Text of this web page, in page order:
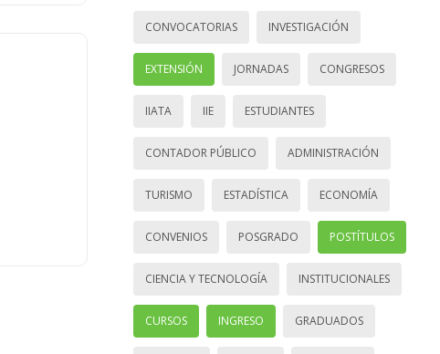
CONVOCATORIAS INVESTIGACIÓN
EXTENSIÓN JORNADAS CONGRESOS
IIATA IIE ESTUDIANTES
CONTADOR PÚBLICO ADMINISTRACIÓN
TURISMO ESTADÍSTICA ECONOMÍA
CONVENIOS POSGRADO POSTÍTULOS
CIENCIA Y TECNOLOGÍA INSTITUCIONALES
CURSOS INGRESO GRADUADOS